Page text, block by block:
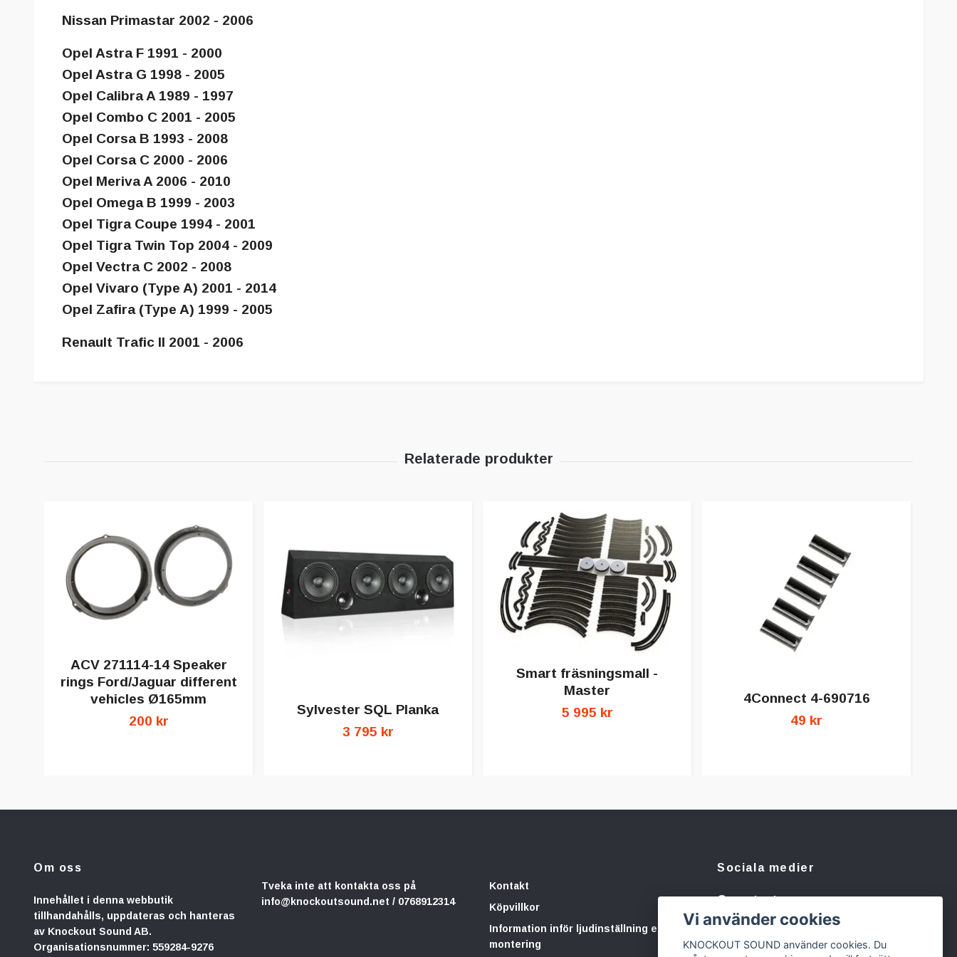
Nissan Primastar 2002 - 2006
Opel Astra F 1991 - 2000
Opel Astra G 1998 - 2005
Opel Calibra A 1989 - 1997
Opel Combo C 2001 - 2005
Opel Corsa B 1993 - 2008
Opel Corsa C 2000 - 2006
Opel Meriva A 2006 - 2010
Opel Omega B 1999 - 2003
Opel Tigra Coupe 1994 - 2001
Opel Tigra Twin Top 2004 - 2009
Opel Vectra C 2002 - 2008
Opel Vivaro (Type A) 2001 - 2014
Opel Zafira (Type A) 1999 - 2005
Renault Trafic II 2001 - 2006
ACV 271114-14 Speaker
rings Ford/Jaguar different
vehicles Ø165mm
200 kr
Sylvester SQL Planka
3 795 kr
Smart fräsningsmall -
Master
5 995 kr
4Connect 4-690716
49 kr
Om oss
Innehållet i denna webbutik
tillhandahålls, uppdateras och hanteras
av Knockout Sound AB.
Organisationsnummer: 559284-9276
Tveka inte att kontakta oss på
info@knockoutsound.net / 0768912314
Kontakt
Köpvillkor
Information inför ljudinställning eller
montering
Sociala medier
Facebook
Instagram
Vi använder cookies
KNOCKOUT SOUND använder cookies. Du